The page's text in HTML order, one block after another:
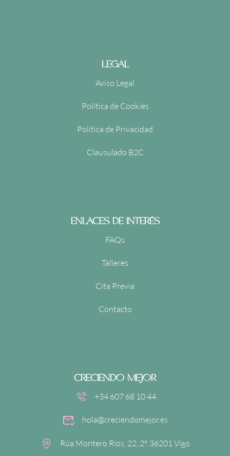
LEGAL
Aviso Legal
Política de Cookies
Política de Privacidad
Clausulado B2C
ENLACES DE INTERÉS
FAQs
Talleres
Cita Previa
Contacto
CRECIENDO MEJOR
+34 607 68 10 44
hola@creciendomejor.es
Rúa Montero Ríos, 22, 2º, 36201 Vigo